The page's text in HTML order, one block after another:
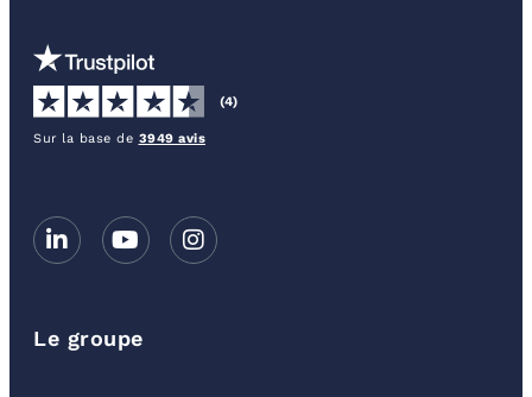
(4)
Sur la base de 3949 avis
Le groupe